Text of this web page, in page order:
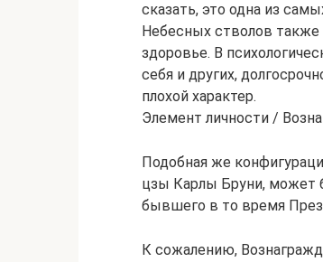
сказать, это одна из
Небесных стволов также
здоровье. В
себя и других,
плохой характер.
Элемент личности /
Подобная же
цзы Карлы Бруни, может
бывшего в то время
К сожалению,